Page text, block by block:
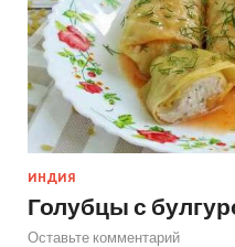
ИНДИЯ
Голубцы с
Оставьте комментарий